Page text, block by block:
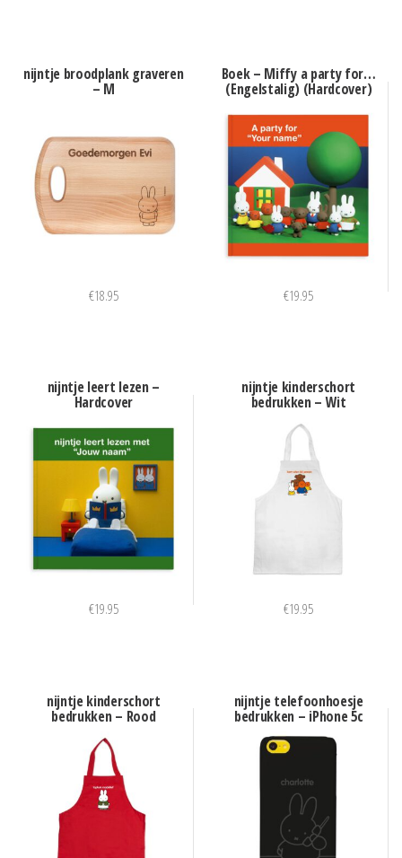
nijntje broodplank graveren
– M
€18.95
Boek – Miffy a party for…
(Engelstalig) (Hardcover)
€19.95
nijntje leert lezen –
Hardcover
€19.95
nijntje kinderschort
bedrukken – Wit
€19.95
nijntje kinderschort
bedrukken – Rood
nijntje telefoonhoesje
bedrukken – iPhone 5c